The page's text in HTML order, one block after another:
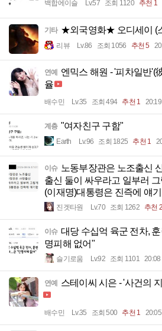
백합에이슬 Lv.57 조회 1120 추천 1
기타 ★외국영화★ 오디세이 (
리뷰 Lv.86 조회 1056 추천 5
연예
엔믹스 해원 - '피차일반'(
율
배수민 Lv.35 조회 494 추천 1 20:19
계층 "여자친구 구함"
Earth Lv.96 조회 1825 추천 1
이슈 노동부장관은 노조출신
출신 둘이 싸우라고 일부러
(이재명)대통령은 진즉에 얘
진겟타원 Lv.70 조회 1262 추천 2
이슈 대당 수십억 육군 전차,
명피해 없어"
슬기로움 Lv.92 조회 1101 20:08
연예 스테이씨 시은 - '사건의
배수민 Lv.35 조회 500 추천 1 20:05